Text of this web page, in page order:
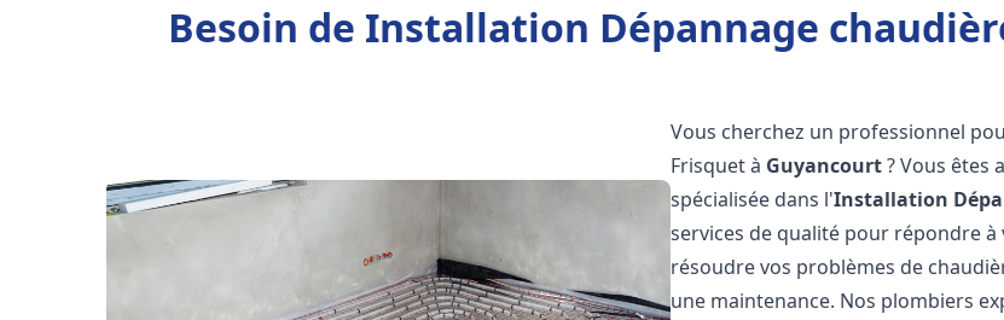
Besoin de Installation Dépannage
Vous cherchez un professionnel
Frisquet à Guyancourt? Vous êtes
spécialisée dans l'Installation
services de qualité pour répondre
résoudre vos problèmes de
une maintenance. Nos plombiers